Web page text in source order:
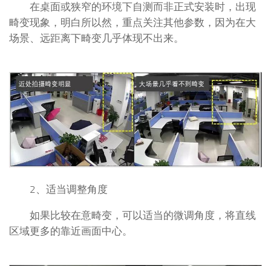
在桌面或狭窄的环境下自测而非正式安装时，出现
畸变现象，明白所以然，重点关注其他参数，因为在大
场景、远距离下畸变几乎体现不出来。
2、适当调整角度
如果比较在意畸变，可以适当的微调角度，将直线
区域更多的靠近画面中心。